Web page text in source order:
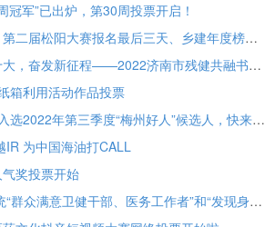
冠军”已出炉，第30周投票开启！
牛初一乡村学报36期 | 第二届松阳大赛报名最后三天、乡建年度榜样大众投票进行中
【活动通知】学习二十大，奋发新征程——2022济南市残健共融书法美术作品展投票评选
箱利用活动作品投票
【梅州好人】平远3人入选2022年第三季度“梅州好人”候选人，快来为TA们投票！！
IR 为中国海油打CALL
奖投票开始
2022年庐山市卫健系统“群众满意卫健干部、医务工作者”和“发现身边最美医护人员”投票评选